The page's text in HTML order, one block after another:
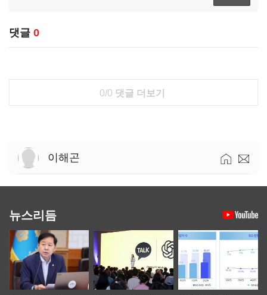
댓글 0
0/0 댓글 더보기
이해곤
뉴스리듬